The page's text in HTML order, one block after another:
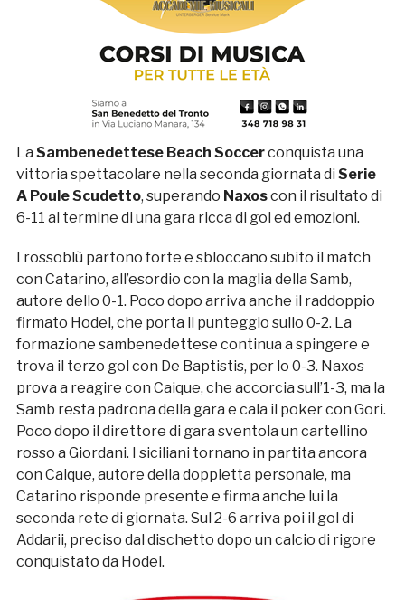
La Sambenedettese Beach Soccerconquista una
vittoria spettacolare nella seconda giornata di Serie
A Poule Scudetto, superando Naxoscon il risultato di
6-11 al termine di una gara ricca di gol ed emozioni.
I rossoblù partono forte e sbloccano subito il match
con Catarino, all’esordio con la maglia della Samb,
autore dello 0-1. Poco dopo arriva anche il raddoppio
firmato Hodel, che porta il punteggio sullo 0-2. La
formazione sambenedettese continua a spingere e
trova il terzo gol con De Baptistis, per lo 0-3. Naxos
prova a reagire con Caique, che accorcia sull’1-3, ma la
Samb resta padrona della gara e cala il poker con Gori.
Poco dopo il direttore di gara sventola un cartellino
rosso a Giordani. I siciliani tornano in partita ancora
con Caique, autore della doppietta personale, ma
Catarino risponde presente e firma anche lui la
seconda rete di giornata. Sul 2-6 arriva poi il gol di
Addarii, preciso dal dischetto dopo un calcio di rigore
conquistato da Hodel.